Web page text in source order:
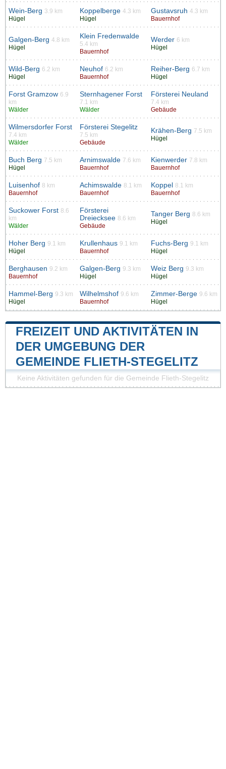
Wein-Berg 3.9 km
Hügel
Koppelberge 4.3 km
Hügel
Gustavsruh 4.3 km
Bauernhof
Galgen-Berg 4.8 km
Hügel
Klein Fredenwalde
5.4 km
Bauernhof
Werder 6 km
Hügel
Wild-Berg 6.2 km
Hügel
Neuhof 6.2 km
Bauernhof
Reiher-Berg 6.7 km
Hügel
Forst Gramzow 6.9
km
Wälder
Sternhagener Forst
7.1 km
Wälder
Försterei Neuland
7.4 km
Gebäude
Wilmersdorfer Forst
7.4 km
Wälder
Försterei Stegelitz
7.5 km
Gebäude
Krähen-Berg 7.5 km
Hügel
Buch Berg 7.5 km
Hügel
Arnimswalde 7.6 km
Bauernhof
Kienwerder 7.8 km
Bauernhof
Luisenhof 8 km
Bauernhof
Achimswalde 8.1 km
Bauernhof
Koppel
8.1 km
Bauernhof
Suckower Forst 8.6
km
Wälder
Försterei
Dreiecksee 8.6 km
Gebäude
Tanger Berg 8.6 km
Hügel
Hoher Berg 9.1 km
Hügel
Krullenhaus 9.1 km
Bauernhof
Fuchs-Berg 9.1 km
Hügel
Berghausen 9.2 km
Bauernhof
Galgen-Berg 9.3 km
Hügel
Weiz Berg 9.3 km
Hügel
Hammel-Berg 9.3 km
Hügel
Wilhelmshof 9.6 km
Bauernhof
Zimmer-Berge 9.6 km
Hügel
FREIZEIT UND AKTIVITÄTEN IN
DER UMGEBUNG DER
GEMEINDE FLIETH-STEGELITZ
Keine Aktivitäten gefunden für die Gemeinde Flieth-Stegelitz